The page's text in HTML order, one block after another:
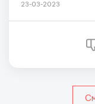
мм. Тип швів -
Польща, м.
23-03-2023